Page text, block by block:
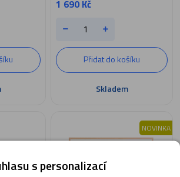
1 690 Kč
Přidat do košíku
Skladem
NOVINKA
s personalizací